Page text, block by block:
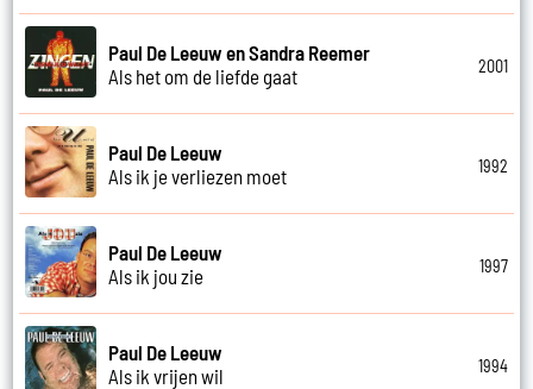
Paul De Leeuw en Sandra Reemer
Als het om de liefde gaat
2001
Paul De Leeuw
Als ik je verliezen moet
1992
Paul De Leeuw
Als ik jou zie
1997
Paul De Leeuw
Als ik vrijen wil
1994